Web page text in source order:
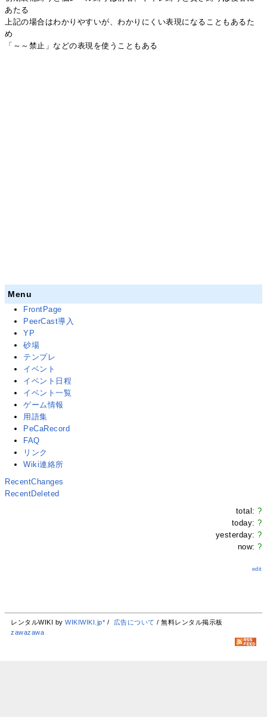
あたる
上記の場合はわかりやすいが、わかりにくい表現になることもあるた
め
「～～禁止」などの表現を使うこともある
Menu
FrontPage
PeerCast導入
YP
砂場
テンプレ
イベント
イベント日程
イベント一覧
ゲーム情報
用語集
PeCaRecord
FAQ
リンク
Wiki連絡所
RecentChanges
RecentDeleted
total:?
today:?
yesterday:?
now:?
edit
レンタルWIKI byWIKIWIKI.jp* / 広告について / 無料レンタル掲示板
zawazawa